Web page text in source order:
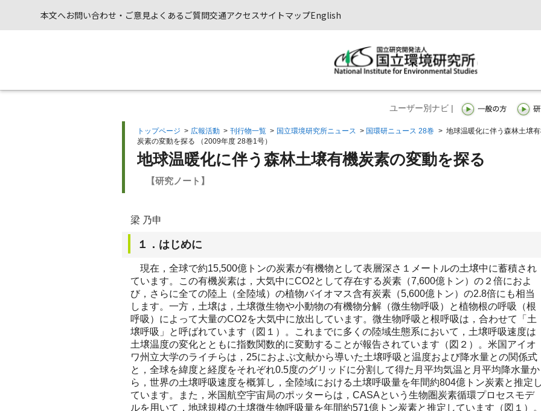
本文へお問い合わせ・ご意見よくあるご質問交通アクセスサイトマップEnglish
ユーザー別ナビ |
トップページ > 広報活動 > 刊行物一覧 > 国立環境研究所ニュース > 国環研ニュース 28巻 > 地球温暖化に伴う森林土壌
炭素の変動を探る （2009年度 28巻1号）
地球温暖化に伴う森林土壌有機炭素の変動を探る
【研究ノート】
梁 乃申
１．はじめに
現在，全球で約15,500億トンの炭素が有機物として表層深さ１メートルの土壌中に蓄積され
ています。この有機炭素は，大気中にCO2として存在する炭素（7,600億トン）の２倍におよ
び，さらに全ての陸上（全陸域）の植物バイオマス含有炭素（5,600億トン）の2.8倍にも相当
します。一方，土壌は，土壌微生物や小動物の有機物分解（微生物呼吸）と植物根の呼吸（根
呼吸）によって大量のCO2を大気中に放出しています。微生物呼吸と根呼吸は，合わせて「土
壌呼吸」と呼ばれています（図１）。これまでに多くの陸域生態系において，土壌呼吸速度は
土壌温度の変化とともに指数関数的に変動することが報告されています（図２）。米国アイオ
ワ州立大学のライチらは，25におよぶ文献から導いた土壌呼吸と温度および降水量との関係式
と，全球を緯度と経度をそれぞれ0.5度のグリッドに分割して得た月平均気温と月平均降水量か
ら，世界の土壌呼吸速度を概算し，全陸域における土壌呼吸量を年間約804億トン炭素と推定
ています。また，米国航空宇宙局のポッターらは，CASAという生物圏炭素循環プロセスモデ
ルを用いて，地球規模の土壌微生物呼吸量を年間約571億トン炭素と推定しています（図１）